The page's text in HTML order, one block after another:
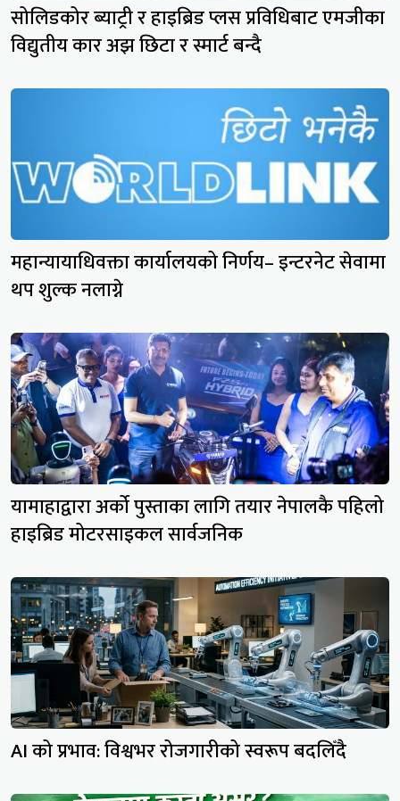
सोलिडकोर ब्याट्री र हाइब्रिड प्लस प्रविधिबाट एमजीका
विद्युतीय कार अझ छिटा र स्मार्ट बन्दै
महान्यायाधिवक्ता कार्यालयको निर्णय– इन्टरनेट सेवामा
थप शुल्क नलाग्ने
यामाहाद्वारा अर्को पुस्ताका लागि तयार नेपालकै पहिलो
हाइब्रिड मोटरसाइकल सार्वजनिक
AI को प्रभाव: विश्वभर रोजगारीको स्वरूप बदलिँदै